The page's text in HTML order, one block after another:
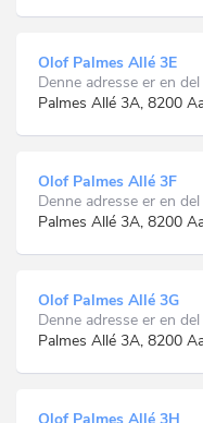
Olof Palmes Allé 3E
Denne adresse er en
Palmes Allé 3A, 8200
Olof Palmes Allé 3F
Denne adresse er en
Palmes Allé 3A, 8200
Olof Palmes Allé 3G
Denne adresse er en
Palmes Allé 3A, 8200